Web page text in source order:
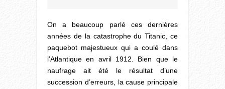
On a beaucoup parlé ces dernières
années de la catastrophe du Titanic, ce
paquebot majestueux qui a coulé dans
l’Atlantique en avril 1912. Bien que le
naufrage ait été le résultat d’une
succession d’erreurs, la cause principale